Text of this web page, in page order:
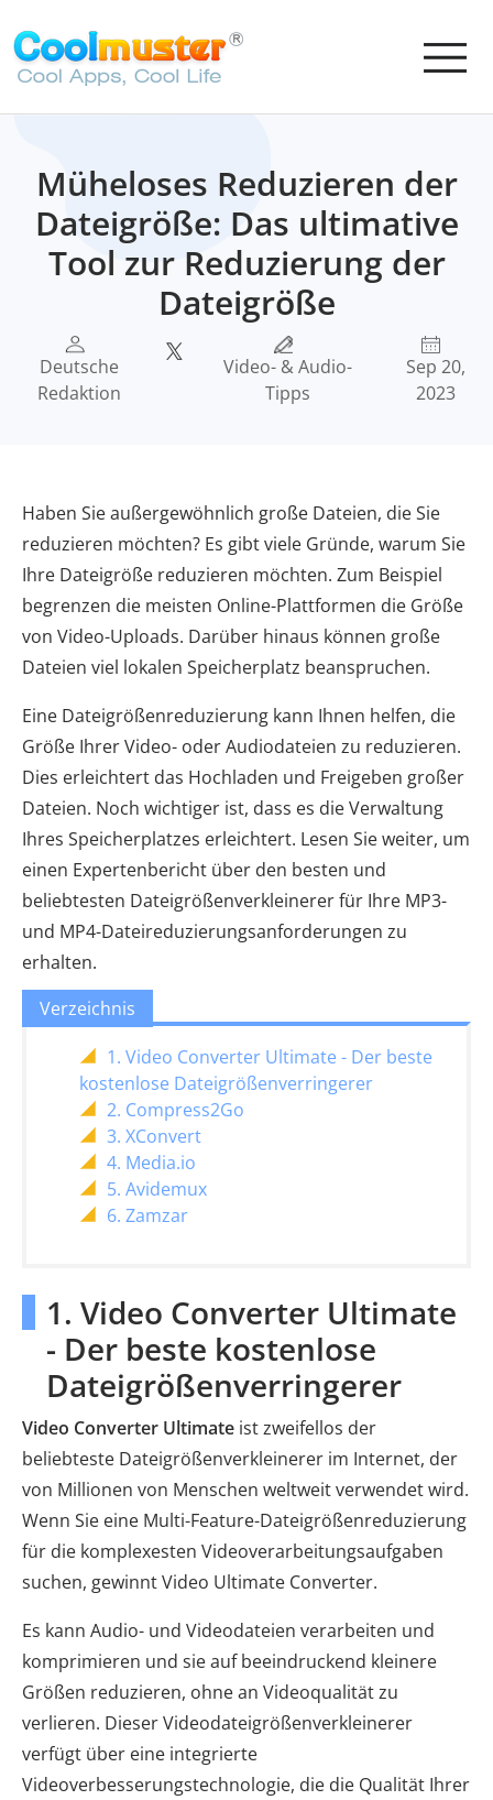
Müheloses Reduzieren der
Dateigröße: Das ultimative
Tool zur Reduzierung der
Dateigröße
Deutsche
Redaktion
Video- & Audio-
Tipps
Sep 20,
2023
Haben Sie außergewöhnlich große Dateien, die Sie
reduzieren möchten? Es gibt viele Gründe, warum Sie
Ihre Dateigröße reduzieren möchten. Zum Beispiel
begrenzen die meisten Online-Plattformen die Größe
von Video-Uploads. Darüber hinaus können große
Dateien viel lokalen Speicherplatz beanspruchen.
Eine Dateigrößenreduzierung kann Ihnen helfen, die
Größe Ihrer Video- oder Audiodateien zu reduzieren.
Dies erleichtert das Hochladen und Freigeben großer
Dateien. Noch wichtiger ist, dass es die Verwaltung
Ihres Speicherplatzes erleichtert. Lesen Sie weiter, um
einen Expertenbericht über den besten und
beliebtesten Dateigrößenverkleinerer für Ihre MP3-
und MP4-Dateireduzierungsanforderungen zu
erhalten.
Verzeichnis
1. Video Converter Ultimate - Der beste
kostenlose Dateigrößenverringerer
2. Compress2Go
3. XConvert
4. Media.io
5. Avidemux
6. Zamzar
1. Video Converter Ultimate
- Der beste kostenlose
Dateigrößenverringerer
Video Converter Ultimate ist zweifellos der
beliebteste Dateigrößenverkleinerer im Internet, der
von Millionen von Menschen weltweit verwendet wird.
Wenn Sie eine Multi-Feature-Dateigrößenreduzierung
für die komplexesten Videoverarbeitungsaufgaben
suchen, gewinnt Video Ultimate Converter.
Es kann Audio- und Videodateien verarbeiten und
komprimieren und sie auf beeindruckend kleinere
Größen reduzieren, ohne an Videoqualität zu
verlieren. Dieser Videodateigrößenverkleinerer
verfügt über eine integrierte
Videoverbesserungstechnologie, die die Qualität Ihrer